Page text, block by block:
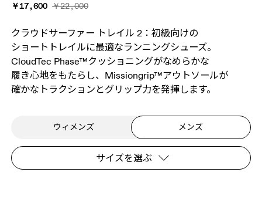
￥17,600 ￥22,000
クラウドサーファー トレイル 2：初級向けの​
ショートトレイルに​最適な​ランニングシューズ。​
CloudTec Phase™クッショニングが​なめらかな​
履き心地を​もたらし、​Missiongrip™アウトソールが​
確かな​トラクションと​グリップ力を​発揮します。
ウィメンズ メンズ
サイズを選ぶ